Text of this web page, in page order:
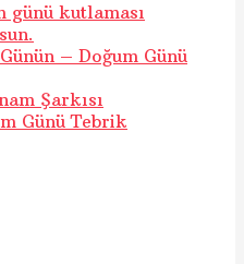
günü kutlaması
– Doğum Günü
Şarkısı
Günü Tebrik